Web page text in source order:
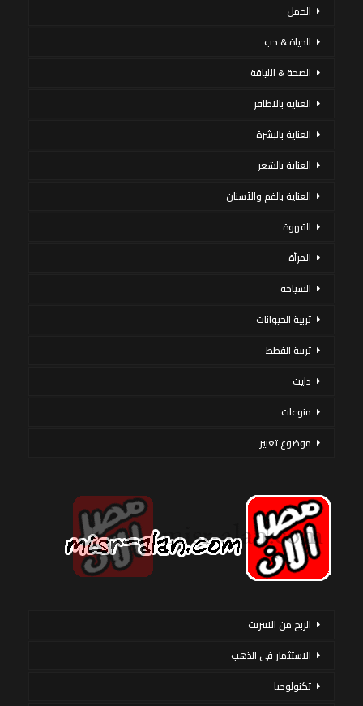
الحمل
الحياة & حب
الصحة & اللياقة
العناية بالاظافر
العناية بالبشرة
العناية بالشعر
العناية بالفم والأسنان
القهوة
المرأة
السياحة
تربية الحيوانات
تربية القطط
دايت
منوعات
موضوع تعبير
الربح من الانترنت
الاستثمار فى الذهب
تكنولوجيا